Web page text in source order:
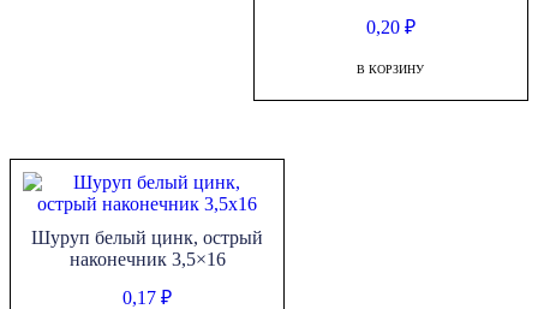
0,20 ₽
В КОРЗИНУ
Шуруп белый цинк, острый
наконечник 3,5×16
0,17₽